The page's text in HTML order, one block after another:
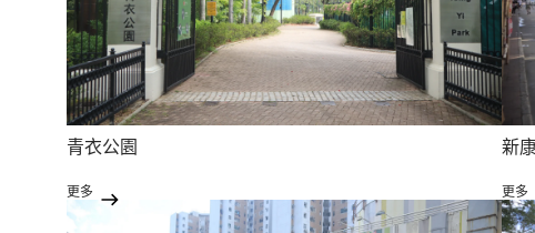
青衣公園
更多
新
更多